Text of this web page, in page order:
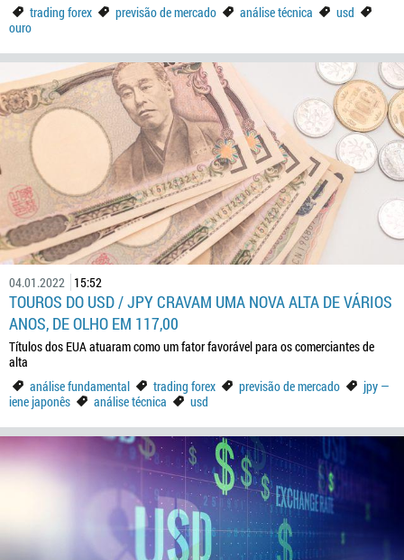
trading forex
previsão de mercado análise técnica
usd
ouro
04.01.2022 15:52
TOUROS DO USD / JPY CRAVAM UMA NOVA ALTA DE VÁRIOS
ANOS, DE OLHO EM 117,00
Títulos dos EUA atuaram como um fator favorável para os comerciantes de
alta
análise fundamental
trading forex previsão de mercado
jpy —
iene japonês
análise técnica usd